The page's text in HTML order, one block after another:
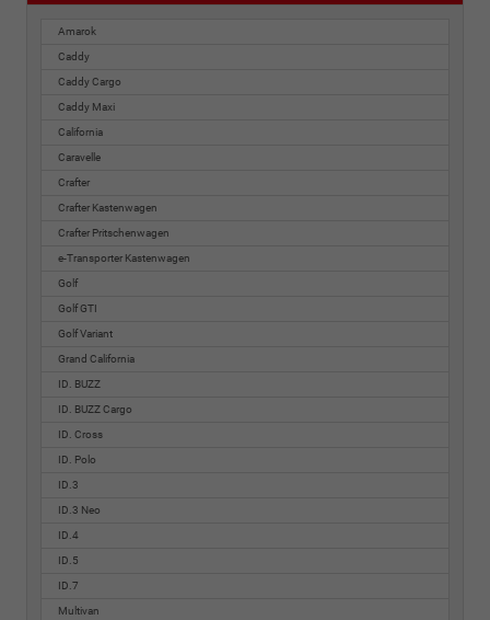
Amarok
Caddy
Caddy Cargo
Caddy Maxi
California
Caravelle
Crafter
Crafter Kastenwagen
Crafter Pritschenwagen
e-Transporter Kastenwagen
Golf
Golf GTI
Golf Variant
Grand California
ID. BUZZ
ID. BUZZ Cargo
ID. Cross
ID. Polo
ID.3
ID.3 Neo
ID.4
ID.5
ID.7
Multivan